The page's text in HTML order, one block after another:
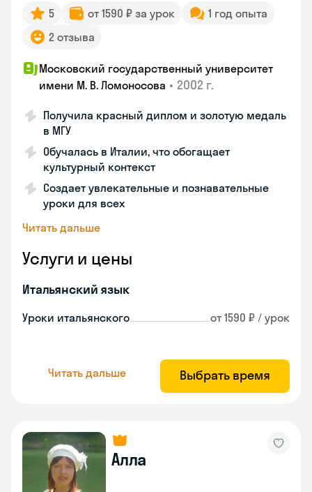
5 от 1590 ₽ за урок
1 год опыта
2 отзыва
Московский государственный университет
имени М. В. Ломоносова • 2002 г.
Получила красный диплом и золотую медаль
в МГУ
Обучалась в Италии, что обогащает
культурный контекст
Создает увлекательные и познавательные
уроки для всех
Читать дальше
Услуги и цены
Итальянский язык
Уроки итальянского от 1590 ₽ / урок
Читать дальше Выбрать время
Алла